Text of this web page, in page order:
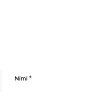
Nimi *